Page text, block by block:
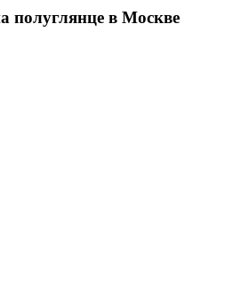
полуглянце в Москве